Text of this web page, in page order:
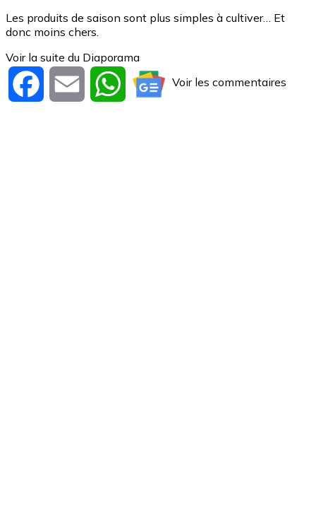
Les produits de saison sont plus simples à cultiver… Et
donc moins chers.
Voir la suite du Diaporama
Facebook Email WhatsAppVoir les commentaires